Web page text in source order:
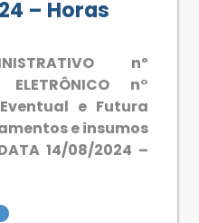
– Horas
nº
n°
e Futura
e insumos
14/08/2024 –